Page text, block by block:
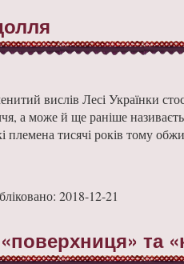
вислів Лесі Українки
а може й ще раніше
племена тисячі років тому
2018-12-21
та